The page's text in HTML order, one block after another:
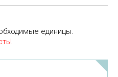
единицы.